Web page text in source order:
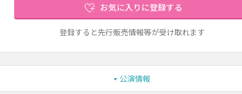
お気に入りに登録する
登録すると先行販売情報等が受け取れます
公演情報